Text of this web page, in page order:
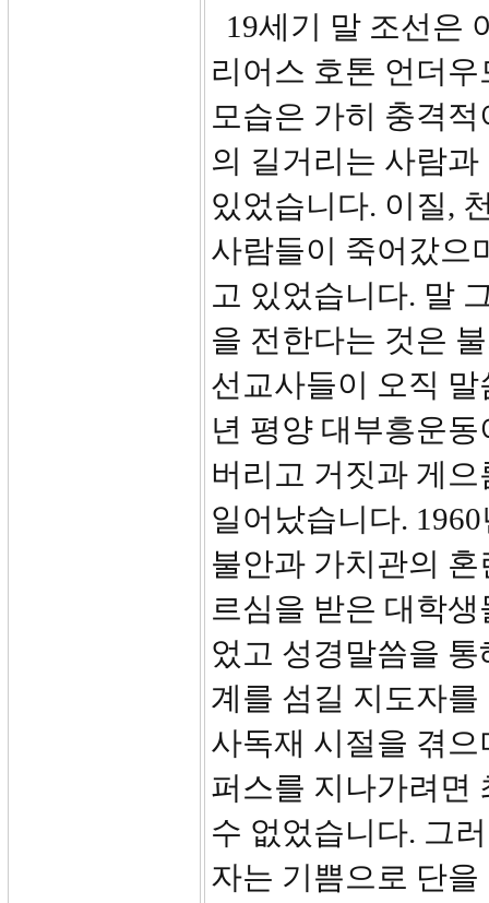
19세기 말 조선은
리어스 호톤 언더
모습은 가히 충격
의 길거리는 사람
있었습니다. 이질,
사람들이 죽어갔으
고 있었습니다. 말
을 전한다는 것은
선교사들이 오직
년 평양 대부흥운
버리고 거짓과 게
일어났습니다.
불안과 가치관의
르심을 받은 대학
었고 성경말씀을
계를 섬길 지도자
사독재 시절을 겪
퍼스를 지나가려면
수 없었습니다. 그
자는 기쁨으로 단